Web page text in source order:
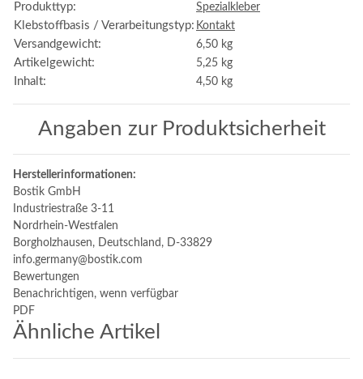
Produkttyp: Spezialkleber
Klebstoffbasis / Verarbeitungstyp: Kontakt
Versandgewicht: 6,50 kg
Artikelgewicht: 5,25 kg
Inhalt: 4,50 kg
Angaben zur Produktsicherheit
Herstellerinformationen:
Bostik GmbH
Industriestraße 3-11
Nordrhein-Westfalen
Borgholzhausen, Deutschland, D-33829
info.germany@bostik.com
Bewertungen
Benachrichtigen, wenn verfügbar
PDF
Ähnliche Artikel